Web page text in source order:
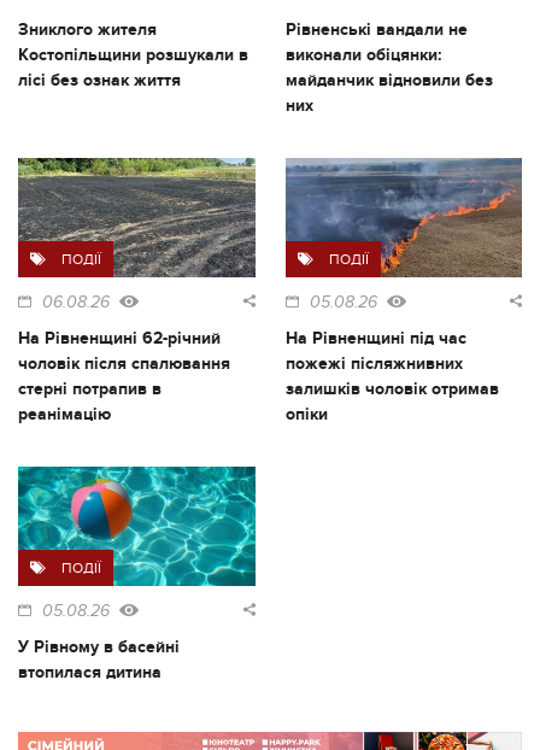
Зниклого жителя
Костопільщини розшукали в
лісі без ознак життя
Рівненські вандали не
виконали обіцянки:
майданчик відновили без
них
ПОДІЇ
06.08.26
На Рівненщині 62-річний
чоловік після спалювання
стерні потрапив в
реанімацію
ПОДІЇ
05.08.26
На Рівненщині під час
пожежі післяжнивних
залишків чоловік отримав
опіки
ПОДІЇ
05.08.26
У Рівному в басейні
втопилася дитина